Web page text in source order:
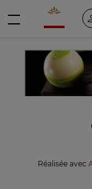
Valrhona -
Réalisée avec